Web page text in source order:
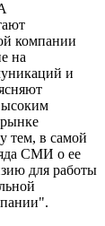
компании
на
и
тем, в самой
СМИ о ее
для работы